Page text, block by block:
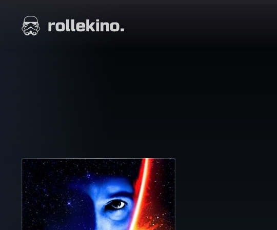
suoraan
sisältöön
Elokuvat ja elokuva-arviot | Rollekino.fi